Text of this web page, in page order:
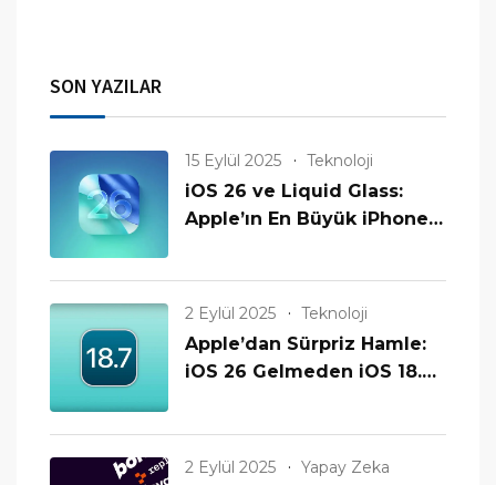
SON YAZILAR
15 Eylül 2025 Teknoloji
iOS 26 ve Liquid Glass:
Apple’ın En Büyük iPhone
2 Eylül 2025 Teknoloji
Apple’dan Sürpriz Hamle:
iOS 26 Gelmeden iOS 18.7
2 Eylül 2025 Yapay Zeka